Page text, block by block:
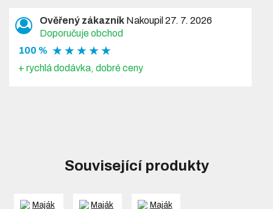
Ověřený zákazník Nakoupil 27. 7. 2026
Doporučuje obchod
100 % ★ ★ ★ ★ ★
+ rychlá dodávka, dobré ceny
Související produkty